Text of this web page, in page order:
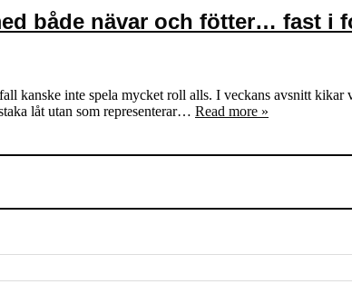
& FILIPH
JULSPECIALER 2013
både nävar och fötter… fast i
kanske inte spela mycket roll alls. I veckans avsnitt kikar
låt utan som representerar… Read more »